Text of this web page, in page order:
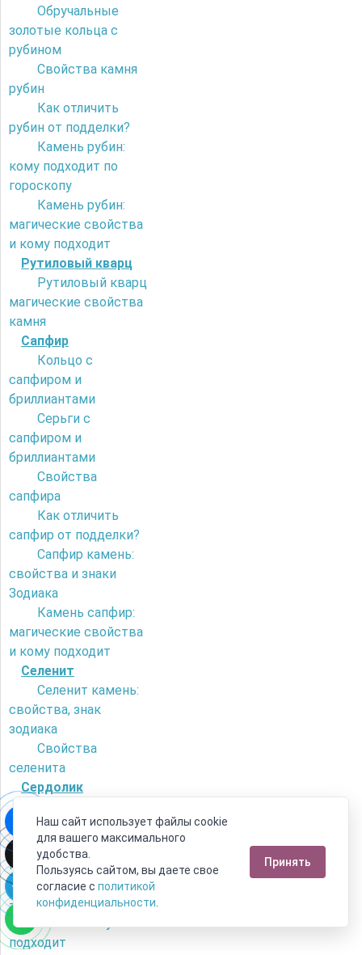
Обручальные
золотые кольца с
рубином
Свойства камня
рубин
Как отличить
рубин от подделки?
Камень рубин:
кому подходит по
гороскопу
Камень рубин:
магические свойства
и кому подходит
Рутиловый кварц
Рутиловый кварц
магические свойства
камня
Сапфир
Кольцо с
сапфиром и
бриллиантами
Серьги с
сапфиром и
бриллиантами
Свойства
сапфира
Как отличить
сапфир от подделки?
Сапфир камень:
свойства и знаки
Зодиака
Камень сапфир:
магические свойства
и кому подходит
Селенит
Селенит камень:
свойства, знак
зодиака
Свойства
селенита
Сердолик
сердолик от
искусственного
камня?
Камень сердолик
- его магические
свойства и кому
подходит
Наш сайт использует файлы cookie
для вашего максимального
удобства.
Пользуясь сайтом, вы даете свое
согласие с политикой
конфиденциальности
Принять